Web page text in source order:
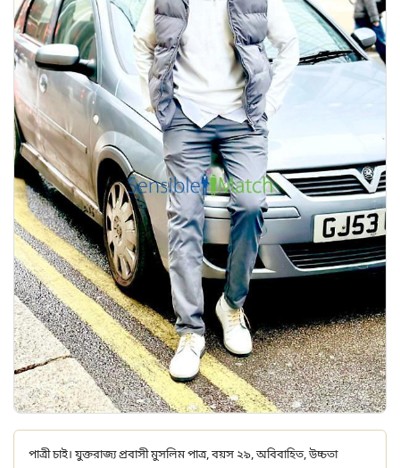
পাত্রী চাই। যুক্তরাজ্য প্রবাসী মুসলিম পাত্র, বয়স ২৯, অবিবাহিত, উচ্চতা